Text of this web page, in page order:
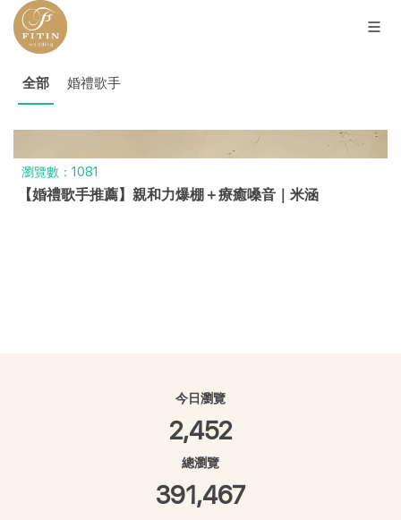
全部 婚禮歌手
瀏覽數：1081
【婚禮歌手推薦】親和力爆棚＋療癒嗓音｜米涵
今日瀏覽
2,452
總瀏覽
391,467